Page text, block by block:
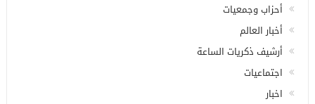
أحزاب وجمعيات
أخبار العالم
أرشيف ذكريات الساعة
اجتماعيات
اخبار